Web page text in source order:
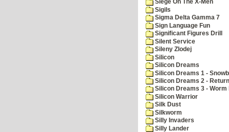
Siege On The X-Men
Sigils
Sigma Delta Gamma 7
Sign Language Fun
Significant Figures Drill
Silent Service
Sileny Zlodej
Silicon
Silicon Dreams
Silicon Dreams 1 -
Silicon Dreams 2 -
Silicon Dreams 3 - Worm
Silicon Warrior
Silk Dust
Silkworm
Silly Invaders
Silly Lander